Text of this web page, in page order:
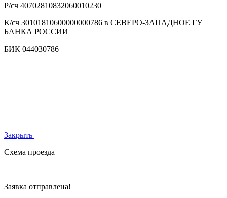
Р/сч 40702810832060010230
К/сч 30101810600000000786 в СЕВЕРО-ЗАПАДНОЕ ГУ
БАНКА РОССИИ
БИК 044030786
Закрыть
Схема проезда
Заявка отправлена!